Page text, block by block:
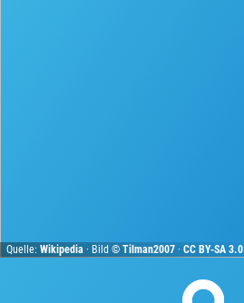
Quelle:Wikipedia · Bild ©Tilman2007 ·CC BY-SA 3.0